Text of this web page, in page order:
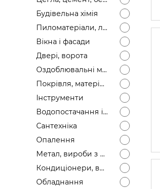
Будівельна хімія
Пиломатеріали, лісоматеріали
Вікна і фасади
Двері, ворота
Оздоблювальні матеріали
Покрівля, матеріали
Інструменти
Водопостачання і каналізація
Сантехніка
Опалення
Метал, вироби з металу
Кондиціонери, вентиляція
Обладнання